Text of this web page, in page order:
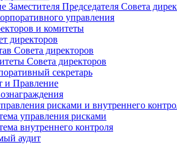
Заместителя Председателя Совета
управления
и комитеты
директоров
Совета директоров
Совета директоров
секретарь
и Правление
рисками и внутреннего
управления рисками
внутреннего контроля
аудит